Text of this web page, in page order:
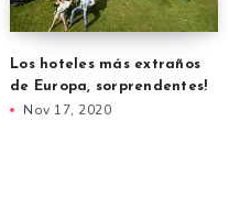
Los hoteles más extraños
de Europa, sorprendentes!
Nov 17, 2020